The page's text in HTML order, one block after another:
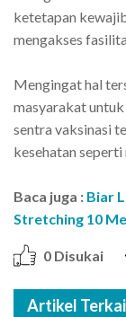
ketetapan
mengakses
Mengingat hal
masyarakat
sentra vaksinasi
kesehatan seperti
Baca juga : Biar
Stretching 10
0 Disukai
Artikel